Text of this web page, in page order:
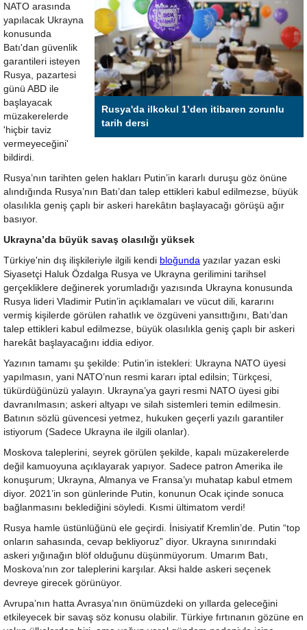
Rusya'da ilkokul 1’den itibaren zorunlu
tarih dersi
NATO arasında
yapılacak Ukrayna
konusunda
Batı'dan güvenlik
garantileri isteyen
Rusya, pazartesi
günü ABD ile
başlayacak
müzakerelerde
'hiçbir taviz
vermeyeceğini'
bildirdi.
Rusya’nın tarihten gelen hakları Putin’in kararlı duruşu göz önüne
alındığında Rusya’nın Batı’dan talep ettikleri kabul edilmezse, büyük
olasılıkla geniş çaplı bir askeri harekâtın başlayacağı görüşü ağır
basıyor.
Ukrayna’da büyük savaş olasılığı yüksek
Türkiye'nin dış ilişkileriyle ilgili kendi bloğunda yazılar yazan eski
Siyasetçi Haluk Özdalga Rusya ve Ukrayna gerilimini tarihsel
gerçekliklere değinerek yorumladığı yazısında Ukrayna konusunda
Rusya lideri Vladimir Putin’in açıklamaları ve vücut dili, kararını
vermiş kişilerde görülen rahatlık ve özgüveni yansıttığını, Batı’dan
talep ettikleri kabul edilmezse, büyük olasılıkla geniş çaplı bir askeri
harekât başlayacağını iddia ediyor.
Yazının tamamı şu şekilde: Putin’in istekleri: Ukrayna NATO üyesi
yapılmasın, yani NATO’nun resmi kararı iptal edilsin; Türkçesi,
tükürdüğünüzü yalayın. Ukrayna’ya gayri resmi NATO üyesi gibi
davranılmasın; askeri altyapı ve silah sistemleri temin edilmesin.
Batının sözlü güvencesi yetmez, hukuken geçerli yazılı garantiler
istiyorum (Sadece Ukrayna ile ilgili olanlar).
Moskova taleplerini, seyrek görülen şekilde, kapalı müzakerelerde
değil kamuoyuna açıklayarak yapıyor. Sadece patron Amerika ile
konuşurum; Ukrayna, Almanya ve Fransa’yı muhatap kabul etmem
diyor. 2021’in son günlerinde Putin, konunun Ocak içinde sonuca
bağlanmasını beklediğini söyledi. Kısmi ültimatom verdi!
Rusya hamle üstünlüğünü ele geçirdi. İnisiyatif Kremlin’de. Putin “top
onların sahasında, cevap bekliyoruz” diyor. Ukrayna sınırındaki
askeri yığınağın blöf olduğunu düşünmüyorum. Umarım Batı,
Moskova’nın zor taleplerini karşılar. Aksi halde askeri seçenek
devreye girecek görünüyor.
Avrupa’nın hatta Avrasya’nın önümüzdeki on yıllarda geleceğini
etkileyecek bir savaş söz konusu olabilir. Türkiye fırtınanın gözüne en